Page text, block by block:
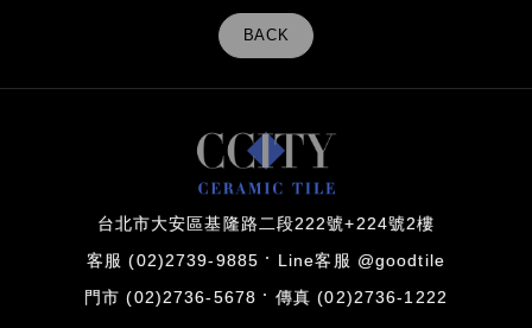
BACK
台北市大安區基隆路二段222號+224號2樓
客服 (02)2739-9885 Line客服 @goodtile
門市 (02)2736-5678 傳真 (02)2736-1222